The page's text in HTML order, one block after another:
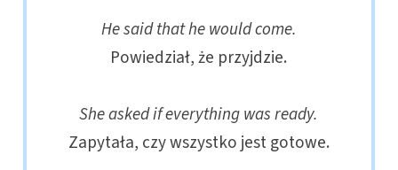
He said that he would come.
Powiedział, że przyjdzie.
She asked if everything was ready.
Zapytała, czy wszystko jest gotowe.